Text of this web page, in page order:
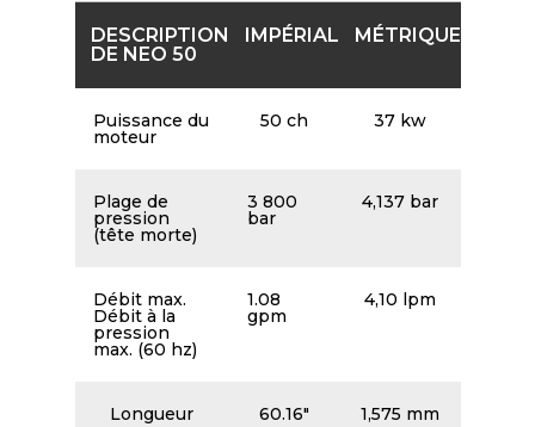
DESCRIPTION
DE NEO 50
IMPÉRIAL MÉTRIQUE
Puissance du
moteur
50 ch 37 kw
Plage de
pression
(tête morte)
3 800
bar
4,137 bar
Débit max.
Débit à la
pression
max. (60 hz)
1.08
gpm
4,10 lpm
Longueur 60.16″ 1,575 mm